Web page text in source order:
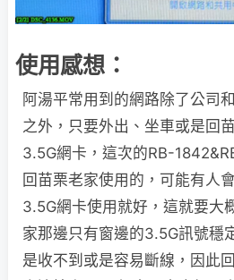
使用感想：
阿湯平常用到的網路除了公司
之外，只要外出、坐車或是回
3.5G網卡，這次的RB-
回苗栗老家使用的，可能有人
3.5G網卡使用就好，這就要大
家那邊只有窗邊的3.5G訊號穩
是收不到或是容易斷線，因此